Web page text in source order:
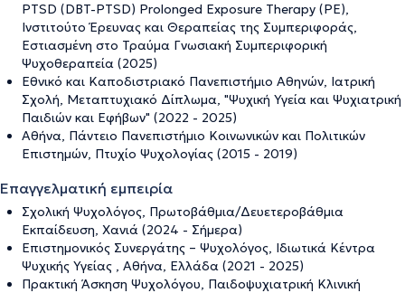
PTSD (DBT-PTSD) Prolonged Exposure Therapy (PE),
Ινστιτούτο Έρευνας και Θεραπείας της Συμπεριφοράς,
Εστιασμένη στο Τραύμα Γνωσιακή Συμπεριφορική
Ψυχοθεραπεία (2025)
Εθνικό και Καποδιστριακό Πανεπιστήμιο Αθηνών, Ιατρική
Σχολή, Μεταπτυχιακό Δίπλωμα, "Ψυχική Υγεία και Ψυχιατρική
Παιδιών και Εφήβων" (2022 - 2025)
Αθήνα, Πάντειο Πανεπιστήμιο Κοινωνικών και Πολιτικών
Επιστημών, Πτυχίο Ψυχολογίας (2015 - 2019)
Επαγγελματική εμπειρία
Σχολική Ψυχολόγος, Πρωτοβάθμια/Δευετεροβάθμια
Εκπαίδευση, Χανιά (2024 - Σήμερα)
Επιστημονικός Συνεργάτης – Ψυχολόγος, Ιδιωτικά Κέντρα
Ψυχικής Υγείας , Αθήνα, Ελλάδα (2021 - 2025)
Πρακτική Άσκηση Ψυχολόγου, Παιδοψυχιατρική Κλινική